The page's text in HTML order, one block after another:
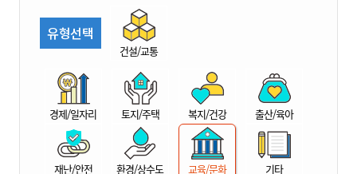
시
산
유형선택
건설/교통
경제/일자리 토지/주택 복지/건강 출산/육아
재난/안전 환경/상수도 교육/문화 기타